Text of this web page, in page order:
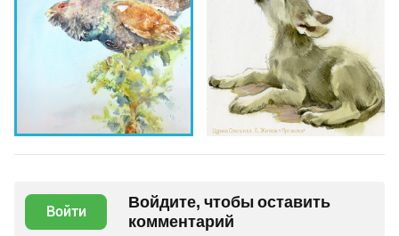
Войти
Войдите, чтобы оставить
комментарий